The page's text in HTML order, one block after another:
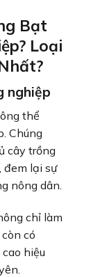
Bạt
Loại
nghiệp
thể
Chúng
cây trồng
đem lại sự
nông dân.
chỉ làm
có
hiệu